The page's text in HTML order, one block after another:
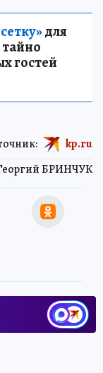
для
гостей
БРИНЧУК
kp.ru